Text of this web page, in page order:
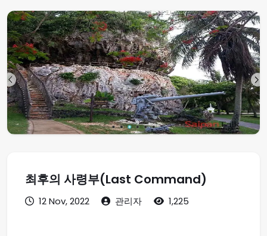
최후의 사령부(Last Command)
12 Nov, 2022 관리자 1,225